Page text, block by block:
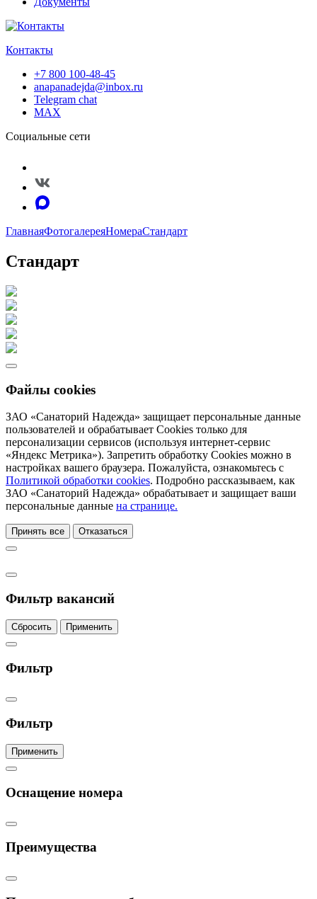
Контакты
+7 800 100-48-45
anapanadejda@inbox.ru
Telegram chat
MAX
Социальные сети
ГлавнаяФотогалереяНомераСтандарт
Стандарт
Файлы cookies
ЗАО «Санаторий Надежда» защищает персональные данные
пользователей и обрабатывает Cookies только для
персонализации сервисов (используя интернет-сервис
«Яндекс Метрика»). Запретить обработку Cookies можно в
настройках вашего браузера. Пожалуйста, ознакомьтесь с
Политикой обработки cookies. Подробно рассказываем, как
ЗАО «Санаторий Надежда» обрабатывает и защищает ваши
персональные данные на странице.
Принять все Отказаться
Фильтр вакансий
Сбросить Применить
Фильтр
Фильтр
Применить
Оснащение номера
Преимущества